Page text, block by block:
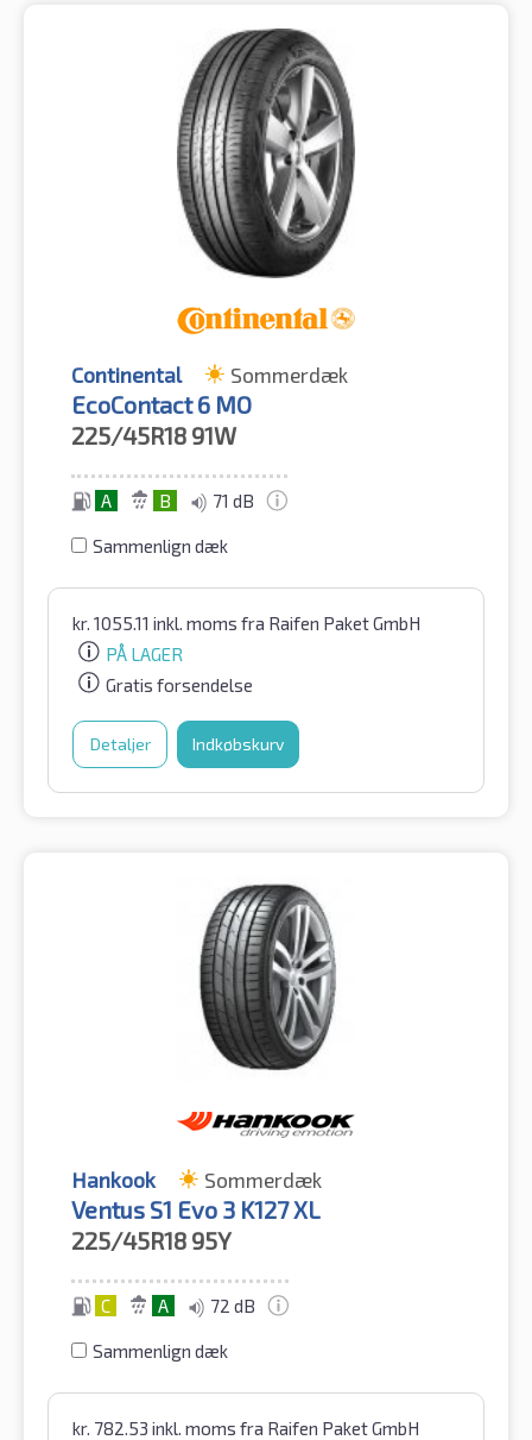
Continental Sommerdæk
EcoContact 6 MO
225/45R18 91W
A B 71 dB
Sammenlign dæk
kr. 1055.11 inkl. moms fra Raifen Paket GmbH
PÅ LAGER
Gratis forsendelse
Detaljer Indkøbskurv
Hankook Sommerdæk
Ventus S1 Evo 3 K127 XL
225/45R18 95Y
C A 72 dB
Sammenlign dæk
kr. 782.53 inkl. moms fra Raifen Paket GmbH